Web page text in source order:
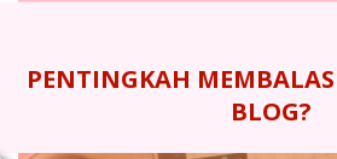
PENTINGKAH
BLOG?